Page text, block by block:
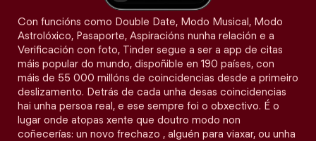
Con funcións como Double Date, Modo Musical, Modo
Astrolóxico, Pasaporte, Aspiracións nunha relación e a
Verificación con foto, Tinder segue a ser a app de citas
máis popular do mundo, dispoñible en 190 países, con
máis de 55 000 millóns de coincidencias desde a primeiro
deslizamento. Detrás de cada unha desas coincidencias
hai unha persoa real, e ese sempre foi o obxectivo. É o
lugar onde atopas xente que doutro modo non
coñecerías: un novo frechazo , alguén para viaxar, ou unha